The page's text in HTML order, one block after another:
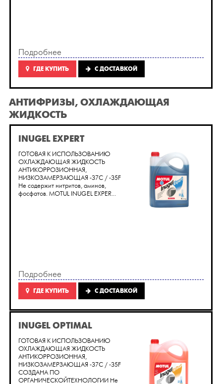
Подробнее
ГДЕ КУПИТЬ C ДОСТАВКОЙ
АНТИФРИЗЫ, ОХЛАЖДАЮЩАЯ
ЖИДКОСТЬ
INUGEL EXPERT
ГОТОВАЯ К ИСПОЛЬЗОВАНИЮ
ОХЛАЖДАЮЩАЯ ЖИДКОСТЬ
АНТИКОРРОЗИОННАЯ,
НИЗКОЗАМЕРЗАЮЩАЯ -37C / -35F
Не содержит нитритов, аминов,
фосфатов. MOTUL INUGEL EXPER...
Подробнее
ГДЕ КУПИТЬ C ДОСТАВКОЙ
INUGEL OPTIMAL
ГОТОВАЯ К ИСПОЛЬЗОВАНИЮ
ОХЛАЖДАЮЩАЯ ЖИДКОСТЬ
АНТИКОРРОЗИОННАЯ,
НИЗКОЗАМЕРЗАЮЩАЯ -37C / -35F
СОЗДАНА ПО
ОРГАНИЧЕСКОЙТЕХНОЛОГИИ Не